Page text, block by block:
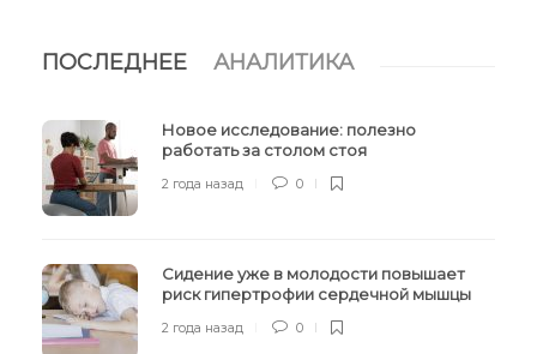
ПОСЛЕДНЕЕ АНАЛИТИКА
Новое исследование: полезно
работать за столом стоя
2 года назад 0
Сидение уже в молодости повышает
риск гипертрофии сердечной мышцы
2 года назад 0